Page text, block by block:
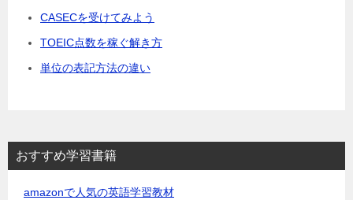
CASECを受けてみよう
TOEIC点数を稼ぐ解き方
単位の表記方法の違い
おすすめ学習書籍
amazonで人気の英語学習教材